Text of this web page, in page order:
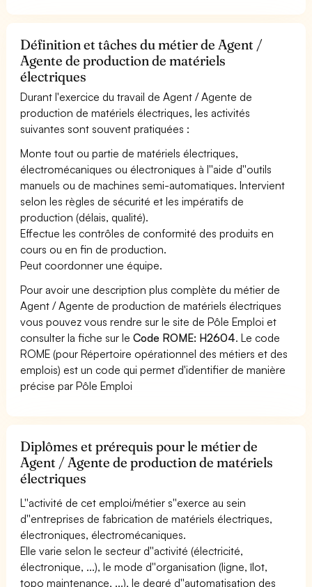
Définition et tâches du métier de Agent /
Agente de production de matériels
électriques
Durant l'exercice du travail de Agent / Agente de
production de matériels électriques, les activités
suivantes sont souvent pratiquées :
Monte tout ou partie de matériels électriques,
électromécaniques ou électroniques à l''aide d''outils
manuels ou de machines semi-automatiques. Intervient
selon les règles de sécurité et les impératifs de
production (délais, qualité).
Effectue les contrôles de conformité des produits en
cours ou en fin de production.
Peut coordonner une équipe.
Pour avoir une description plus complète du métier de
Agent / Agente de production de matériels électriques
vous pouvez vous rendre sur le site de Pôle Emploi et
consulter la fiche sur leCode ROME: H2604. Le code
ROME (pour Répertoire opérationnel des métiers et des
emplois) est un code qui permet d'identifier de manière
précise par Pôle Emploi
Diplômes et prérequis pour le métier de
Agent / Agente de production de matériels
électriques
L''activité de cet emploi/métier s''exerce au sein
d''entreprises de fabrication de matériels électriques,
électroniques, électromécaniques.
Elle varie selon le secteur d''activité (électricité,
électronique, ...), le mode d''organisation (ligne, îlot,
topo maintenance, ...), le degré d''automatisation des